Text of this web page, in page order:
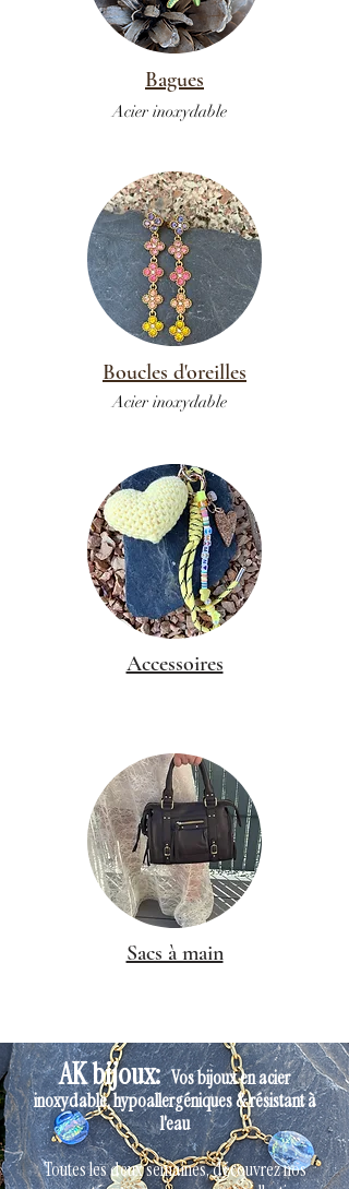
Bagues
Boucles d'oreilles
Accessoires
Sacs à main
Acier inoxydable
Acier inoxydable
AK bijoux:Vos bijoux en acier
inoxydable, hypoallergéniques & résistant à
l'eau
Toutes les deux semaines, découvrez nos